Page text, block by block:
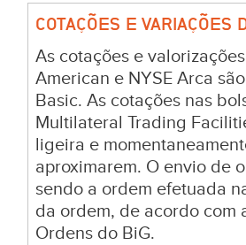
COTAÇÕES E VARIAÇÕES
As cotações e
American e NYSE Arca
Basic. As cotações nas
Multilateral Trading
ligeira e
aproximarem. O envio de
sendo a ordem efetuada
da ordem, de acordo com
Ordens do BiG.